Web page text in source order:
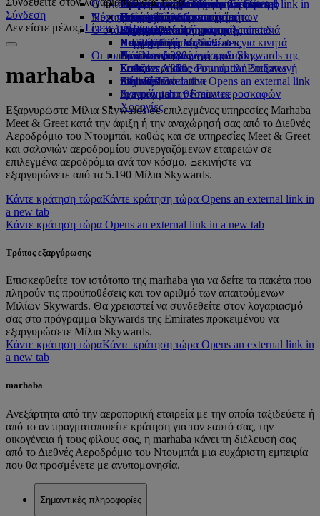
στο αεροδρόμιο Opens an external link in
a new tab
Γεύματα στην Οικονομική Θέση
Ποτά και αναψυκτικά
Ο στόλος μας
Boeing 777
Emirates A380
Emirates A350
Emirates Executive
Διαγράμματα θέσεων αεροσκαφών
Συλλογή αφορολογήτων ειδών της
Emirates
Επίσημο κατάστημα της Emirates
Γεύματα για παιδιά και βρέφη
Ψυχαγωγία για παιδιά
Ψυχαγωγικό πρόγραμμα για παιδιά
Παιχνίδια για παιδιά
Δραστηριότητες για παιδιά
Ο πλανήτης μας
Βιωσιμότητα δραστηριοτήτων
Περιβαλλοντική πολιτική
Περιβαλλοντικές εκθέσεις
Οι τοπικές κοινότητες
Emirates Airline FoundationEmirates
Airline Foundation Opens an external link
in a new tab
Χορηγίες
Αθήνα προς Ντουμπάι
Νέοι προορισμοί
Ελσίνκι
Χανγκτσόου
Ντα Νανγκ
Σεντζέν
Σιέμ Ρίεπ
Opens an external link in a new tab
Συνεργαζόμενες εταιρείες
Skywards Rail
Υπολογιστής Μιλίων
Σύνδεση στο πρόγραμμα Skywards της
Emirates
Skywards+
Προσιτά ταξίδια με την Emirates
Ειδική βοήθεια και αιτήματα
Emirates
Η εμπειρία σας εν πτήσει
Εργαλεία και πληροφορίες
Η Εφαρμογή της Emirates για κινητά
Ακύρωση ή αλλαγή κράτησης
Καθυστερήσεις στην ομαλή διεξαγωγή
του ταξιδιού
Σχετικά με την Emirates
Σύνδεση
Δεν είστε μέλος; Γίνετε μέλος τώρα
marhaba
Εξαργυρώστε Μίλια Skywards σε επιλεγμένες υπηρεσίες Marhaba
Meet & Greet κατά την άφιξη ή την αναχώρησή σας από το Διεθνές
Αεροδρόμιο του Ντουμπάι, καθώς και σε υπηρεσίες Meet & Greet
και σαλονιών αεροδρομίου συνεργαζόμενων εταιρειών σε
επιλεγμένα αεροδρόμια ανά τον κόσμο. Ξεκινήστε να
εξαργυρώνετε από τα 5.190 Μίλια Skywards.
Κάντε κράτηση τώραΚάντε κράτηση τώρα Opens an external link in
a new tab
Κάντε κράτηση τώρα Opens an external link in a new tab
Τρόπος εξαργύρωσης
Επισκεφθείτε τον ιστότοπο της marhaba για να δείτε τα πακέτα που
πληρούν τις προϋποθέσεις και τον αριθμό των απαιτούμενων
Μιλίων Skywards. Θα χρειαστεί να συνδεθείτε στον λογαριασμό
σας στο πρόγραμμα Skywards της Emirates προκειμένου να
εξαργυρώσετε Μίλια Skywards.
Κάντε κράτηση τώραΚάντε κράτηση τώρα Opens an external link in
a new tab
marhaba
Ανεξάρτητα από την αεροπορική εταιρεία με την οποία ταξιδεύετε ή
από το αν πραγματοποιείτε κράτηση για τον εαυτό σας, την
οικογένεια ή τους φίλους σας, η marhaba κάνει τη διέλευσή σας
από το Διεθνές Αεροδρόμιο του Ντουμπάι μια ευχάριστη εμπειρία
που θα προσμένετε με ανυπομονησία.
Σημαντικές πληροφορίες